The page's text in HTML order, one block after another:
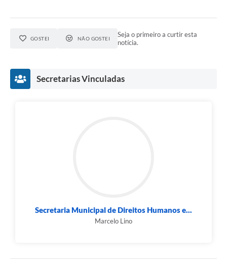
GOSTEI NÃO GOSTEI
Seja o primeiro a curtir esta
notícia.
Secretarias Vinculadas
Secretaria Municipal de Direitos Humanos e...
Marcelo Lino